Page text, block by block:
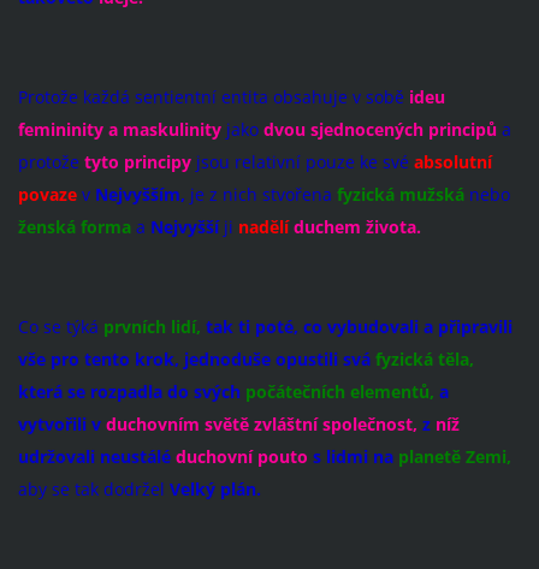
Protože každá sentientní entita obsahuje v sobě ideu
femininity a maskulinityjako dvou sjednocených principů a
protože tyto principyjsou relativní pouze ke své absolutní
povazev Nejvyšším, je z nich stvořena fyzická mužská nebo
ženská forma a Nejvyšší ji nadělí duchem života.
Co se týká prvních lidí, tak ti poté, co vybudovali a připravili
vše pro tento krok, jednoduše opustili svá fyzická těla,
kteráse rozpadla do svých počátečních elementů, a
vytvořili v duchovním světě zvláštní společnost, z níž
udržovali neustálé duchovní pouto s lidmi na planetě Zemi,
aby se tak dodržel Velký plán.